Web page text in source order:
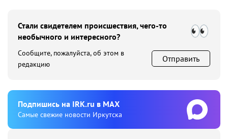
Стали свидетелем происшествия, чего-то
необычного и интересного?
Сообщите, пожалуйста, об этом в
редакцию
Отправить
Подпишиcь на IRK.ru в MAX
Cамые свежие новости Иркутска